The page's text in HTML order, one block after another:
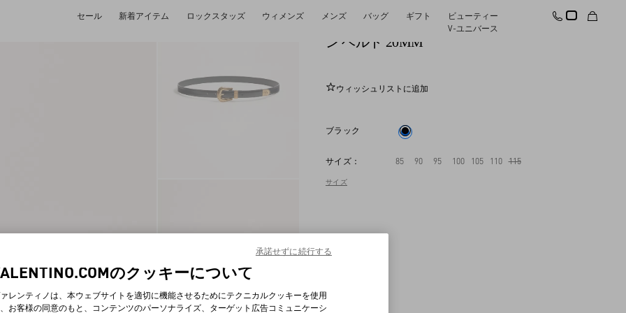
セール 新着アイテム ロックスタッズ ウィメンズ メンズ バッグ ギフト
ビューティー
V-ユニバース
Vロゴ シグネチャー ブラッシュドカーフスキ
ン ベルト 20MM
ウィッシュリストに追加
ブラック
サイズ：
サイズ
85 90 95 100 105 110 115
のクッキーについて
レンティノは、本ウェブサイトを適切に機能させるためにテクニカルクッキーを使用
お客様の同意のもと、コンテンツのパーソナライズ、ターゲット広告コミュニケーシ
承諾せずに続行する